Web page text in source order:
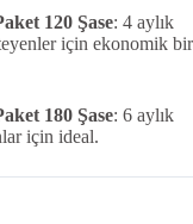
120 Şase: 4 aylık
için ekonomik bir
180 Şase: 6 aylık
için ideal.